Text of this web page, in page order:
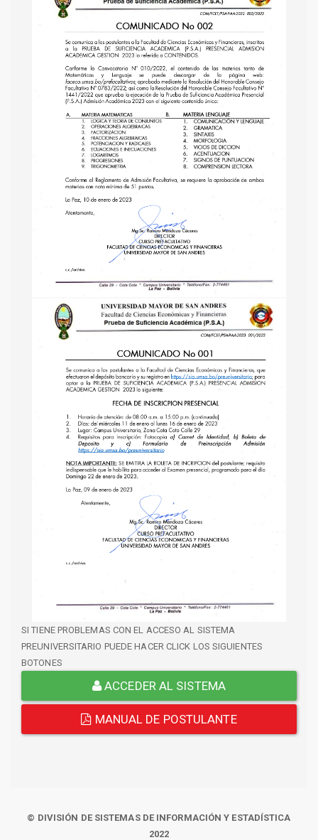
SI TIENE PROBLEMAS CON EL ACCESO AL SISTEMA
PREUNIVERSITARIO PUEDE HACER CLICK LOS SIGUIENTES
BOTONES
ACCEDER AL SISTEMA
MANUAL DE POSTULANTE
© DIVISIÓN DE SISTEMAS DE INFORMACIÓN Y ESTADÍSTICA
2022